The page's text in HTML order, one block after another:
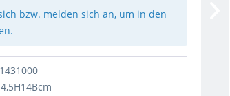
bzw. melden sich an, um in den